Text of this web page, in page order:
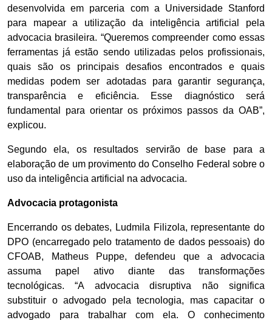
desenvolvida em parceria com a Universidade Stanford
para mapear a utilização da inteligência artificial pela
advocacia brasileira. “Queremos compreender como essas
ferramentas já estão sendo utilizadas pelos profissionais,
quais são os principais desafios encontrados e quais
medidas podem ser adotadas para garantir segurança,
transparência e eficiência. Esse diagnóstico será
fundamental para orientar os próximos passos da OAB”,
explicou.
Segundo ela, os resultados servirão de base para a
elaboração de um provimento do Conselho Federal sobre o
uso da inteligência artificial na advocacia.
Advocacia protagonista
Encerrando os debates, Ludmila Filizola, representante do
DPO (encarregado pelo tratamento de dados pessoais) do
CFOAB, Matheus Puppe, defendeu que a advocacia
assuma papel ativo diante das transformações
tecnológicas. “A advocacia disruptiva não significa
substituir o advogado pela tecnologia, mas capacitar o
advogado para trabalhar com ela. O conhecimento